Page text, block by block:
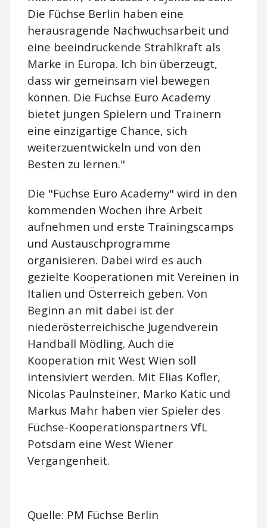
Die Füchse Berlin haben eine
herausragende Nachwuchsarbeit und
eine beeindruckende Strahlkraft als
Marke in Europa. Ich bin überzeugt,
dass wir gemeinsam viel bewegen
können. Die Füchse Euro Academy
bietet jungen Spielern und Trainern
eine einzigartige Chance, sich
weiterzuentwickeln und von den
Besten zu lernen."
Die "Füchse Euro Academy" wird in den
kommenden Wochen ihre Arbeit
aufnehmen und erste Trainingscamps
und Austauschprogramme
organisieren. Dabei wird es auch
gezielte Kooperationen mit Vereinen in
Italien und Österreich geben. Von
Beginn an mit dabei ist der
niederösterreichische Jugendverein
Handball Mödling. Auch die
Kooperation mit West Wien soll
intensiviert werden. Mit Elias Kofler,
Nicolas Paulnsteiner, Marko Katic und
Markus Mahr haben vier Spieler des
Füchse-Kooperationspartners VfL
Potsdam eine West Wiener
Vergangenheit.
Quelle: PM Füchse Berlin